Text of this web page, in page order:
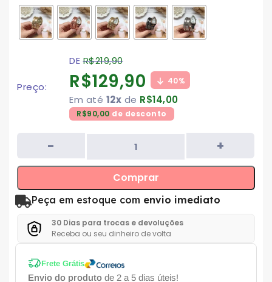
Preço:
DER$219,90
R$129,90 40%
Em até 12x de R$14,00
R$90,00 de desconto
Comprar
Peça em estoque com envio imediato
30 Dias para trocas e devoluções
Receba ou seu dinheiro de volta
Frete Grátis
Envio do produto de 2 a 5 dias úteis!